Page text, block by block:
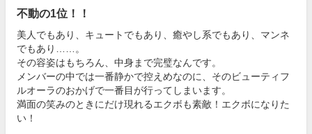
不動の1位！！
美人でもあり、キュートでもあり、癒やし系でもあり、マンネ
でもあり……。
その容姿はもちろん、中身まで完璧なんです。
メンバーの中では一番静かで控えめなのに、そのビューティフ
ルオーラのおかげで一番目が行ってしまいます。
満面の笑みのときにだけ現れるエクボも素敵！エクボになりた
い！